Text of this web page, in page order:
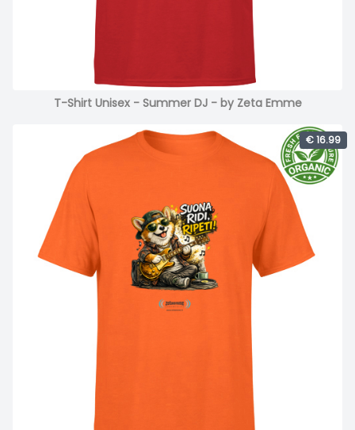
T-Shirt Unisex - Summer DJ - by Zeta Emme
€ 16.99